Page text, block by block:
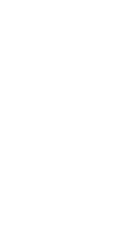
ているんだ
も間違って
えてませ
御しきれて